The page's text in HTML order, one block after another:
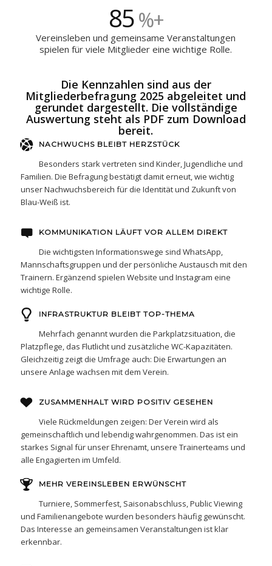
85%+
Vereinsleben und gemeinsame Veranstaltungen
spielen für viele Mitglieder eine wichtige Rolle.
Die Kennzahlen sind aus der
Mitgliederbefragung 2025 abgeleitet und
gerundet dargestellt. Die vollständige
Auswertung steht als PDF zum Download
bereit.
NACHWUCHS BLEIBT HERZSTÜCK
Besonders stark vertreten sind Kinder, Jugendliche und
Familien. Die Befragung bestätigt damit erneut, wie wichtig
unser Nachwuchsbereich für die Identität und Zukunft von
Blau-Weiß ist.
KOMMUNIKATION LÄUFT VOR ALLEM DIREKT
Die wichtigsten Informationswege sind WhatsApp,
Mannschaftsgruppen und der persönliche Austausch mit den
Trainern. Ergänzend spielen Website und Instagram eine
wichtige Rolle.
INFRASTRUKTUR BLEIBT TOP-THEMA
Mehrfach genannt wurden die Parkplatzsituation, die
Platzpflege, das Flutlicht und zusätzliche WC-Kapazitäten.
Gleichzeitig zeigt die Umfrage auch: Die Erwartungen an
unsere Anlage wachsen mit dem Verein.
ZUSAMMENHALT WIRD POSITIV GESEHEN
Viele Rückmeldungen zeigen: Der Verein wird als
gemeinschaftlich und lebendig wahrgenommen. Das ist ein
starkes Signal für unser Ehrenamt, unsere Trainerteams und
alle Engagierten im Umfeld.
MEHR VEREINSLEBEN ERWÜNSCHT
Turniere, Sommerfest, Saisonabschluss, Public Viewing
und Familienangebote wurden besonders häufig gewünscht.
Das Interesse an gemeinsamen Veranstaltungen ist klar
erkennbar.